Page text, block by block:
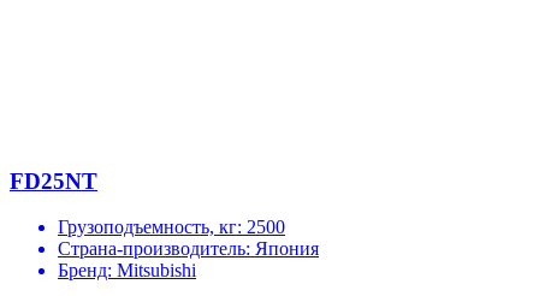
FD25NT
Грузоподъемность, кг: 2500
Страна-производитель: Япония
Бренд: Mitsubishi